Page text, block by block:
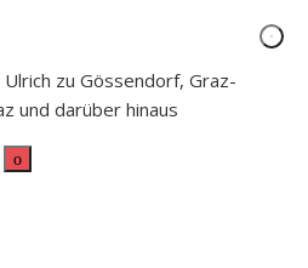
zu Gössendorf, Graz-
und darüber hinaus
Search